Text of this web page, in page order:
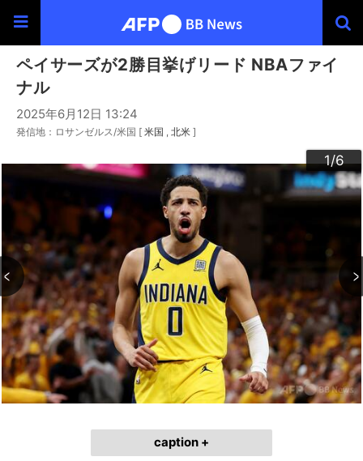
ペイサーズが2勝目挙げリード NBAファイ
ナル
2025年6月12日 13:24
発信地：ロサンゼルス/米国 [ 米国 北米 ]
1/6
2/6
3/6
4/6
5/6
6/6
caption +